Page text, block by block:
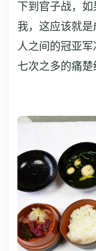
下到官子战，
我，这应该就
人之间的冠亚
七次之多的痛楚